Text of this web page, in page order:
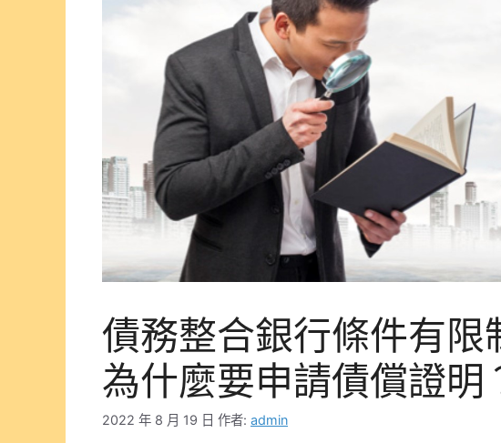
債務整合銀行條件有限
為什麼要申請債償證明
2022 年 8 月 19 日 作者: admin